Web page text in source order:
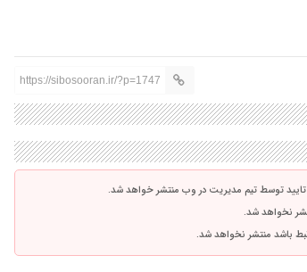
https://sibosooran.ir/?p=1747
توسط تیم مدیریت در وب منتشر خواهد شد.
نخواهد شد.
باشد منتشر نخواهد شد.